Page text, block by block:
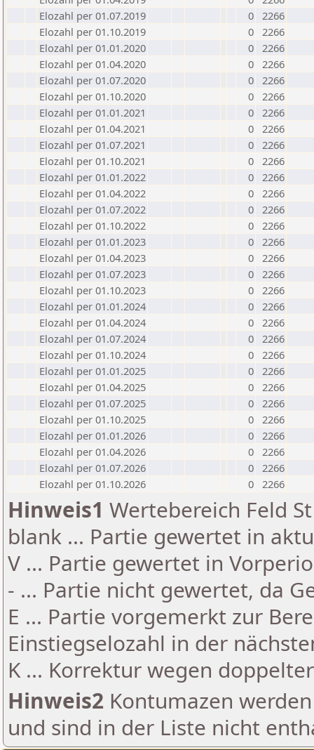
Elozahl per 01.07.2019
0 2266
Elozahl per 01.10.2019
0 2266
Elozahl per 01.01.2020
0 2266
Elozahl per 01.04.2020
0 2266
Elozahl per 01.07.2020
0 2266
Elozahl per 01.10.2020
0 2266
Elozahl per 01.01.2021
0 2266
Elozahl per 01.04.2021
0 2266
Elozahl per 01.07.2021
0 2266
Elozahl per 01.10.2021
0 2266
Elozahl per 01.01.2022
0 2266
Elozahl per 01.04.2022
0 2266
Elozahl per 01.07.2022
0 2266
Elozahl per 01.10.2022
0 2266
Elozahl per 01.01.2023
0 2266
Elozahl per 01.04.2023
0 2266
Elozahl per 01.07.2023
0 2266
Elozahl per 01.10.2023
0 2266
Elozahl per 01.01.2024
0 2266
Elozahl per 01.04.2024
0 2266
Elozahl per 01.07.2024
0 2266
Elozahl per 01.10.2024
0 2266
Elozahl per 01.01.2025
0 2266
Elozahl per 01.04.2025
0 2266
Elozahl per 01.07.2025
0 2266
Elozahl per 01.10.2025
0 2266
Elozahl per 01.01.2026
0 2266
Elozahl per 01.04.2026
0 2266
Elozahl per 01.07.2026
0 2266
Elozahl per 01.10.2026
0 2266
Hinweis1 Wertebereich Feld
blank ... Partie gewertet in
V ... Partie gewertet in
- ... Partie nicht gewertet, da
E ... Partie vorgemerkt zur
Einstiegselozahl in der
K ... Korrektur wegen
Hinweis2 Kontumazen
und sind in der Liste nicht